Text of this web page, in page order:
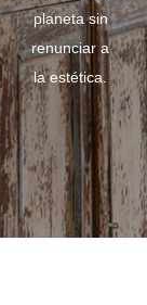
planeta sin
renunciar a
la estética.